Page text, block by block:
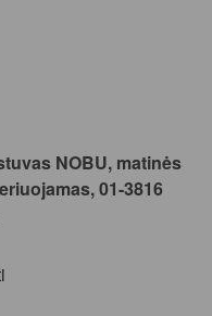
NOBU, matinės
01-3816